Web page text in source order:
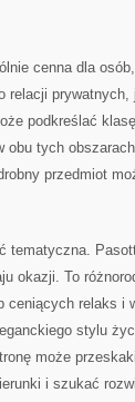
cenna dla
relacji
podkreślać
tych
przedmiot
tematyczna.
okazji. To
relaks i
stylu
może
i szukać